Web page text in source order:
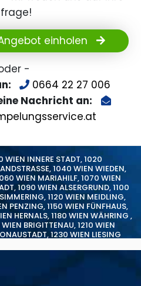
einholen
-
0664 22 27 006
Nachricht an:
WIEN INNERE STADT,1020
,1040 WIEN WIEDEN,
WIEN MARIAHILF,1070 WIEN
,1090 WIEN ALSERGRUND,1100
,1120 WIEN MEIDLING,
PENZING,1150 WIEN FÜNFHAUS,
HERNALS,1180 WIEN WÄHRING ,
BRIGITTENAU,1210 WIEN
,1230 WIEN LIESING